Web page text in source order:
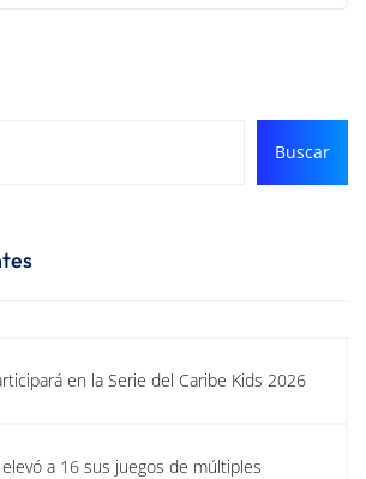
Buscar
en la Serie del Caribe Kids 2026
elevó a 16 sus juegos de múltiples